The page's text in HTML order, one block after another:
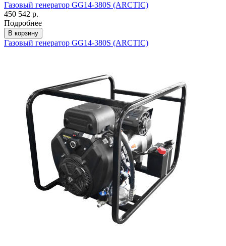
Газовый генератор GG14-380S (ARCTIC)
450 542 р.
Подробнее
В корзину
Газовый генератор GG14-380S (ARCTIC)